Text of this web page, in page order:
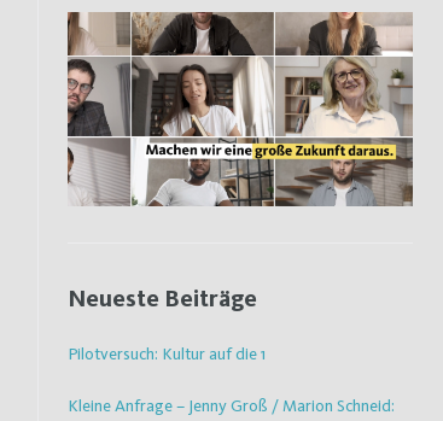
Neueste Beiträge
Pilotversuch: Kultur auf die 1
Kleine Anfrage – Jenny Groß / Marion Schneid: